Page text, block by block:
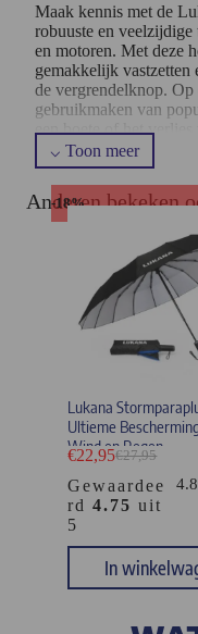
Maak kennis met de
robuuste en
en motoren. Met deze
gemakkelijk vastzetten
de vergrendelknop.
gebruikmaken van
een boete of het verlies
Anderen bekeken
-18%
Lukana
Ultieme
Wind en Regen
€27,95
€22,95
Gewaardee
rd4.75 uit
5
4.8
In